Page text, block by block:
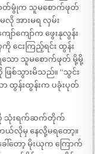
ဝတ်မွုံက သူမစောက်ဖုတ်
အားမရ လှမ်း
ော်ကျော်က ဖွေးနုလွန်း
ေးကြည့်ရင်း ထွန်း
ော သူမစောက်ဖုတ် မို့မို့
စ်သွားမိသည်။ “သွင်း
ာ ထွန်းထွန်းက ပခုံးပုတ်
ကို သုံးရက်ဆက်တိုက်
ဘယ်လိုမှ နေလို့မရတော့။
ါ်တော့ မိုးယုက ကြောက်